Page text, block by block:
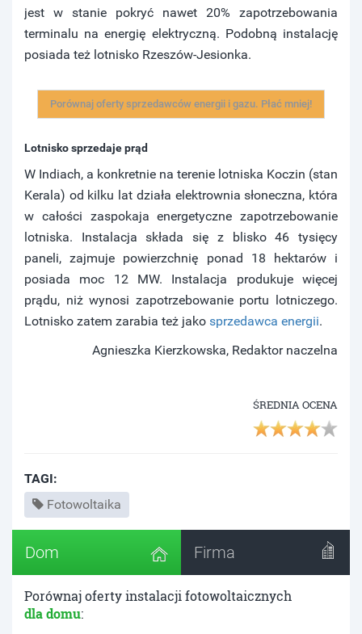
jest w stanie pokryć nawet 20% zapotrzebowania
terminalu na energię elektryczną. Podobną instalację
posiada też lotnisko Rzeszów-Jesionka.
Porównaj oferty sprzedawców energii i gazu. Płać mniej!
Lotnisko sprzedaje prąd
W Indiach, a konkretnie na terenie lotniska Koczin (stan
Kerala) od kilku lat działa elektrownia słoneczna, która
w całości zaspokaja energetyczne zapotrzebowanie
lotniska. Instalacja składa się z blisko 46 tysięcy
paneli, zajmuje powierzchnię ponad 18 hektarów i
posiada moc 12 MW. Instalacja produkuje więcej
prądu, niż wynosi zapotrzebowanie portu lotniczego.
Lotnisko zatem zarabia też jako sprzedawca energii.
Agnieszka Kierzkowska, Redaktor naczelna
ŚREDNIA OCENA
TAGI:
Fotowoltaika
Dom Firma
Porównaj oferty instalacji fotowoltaicznych
dla domu: